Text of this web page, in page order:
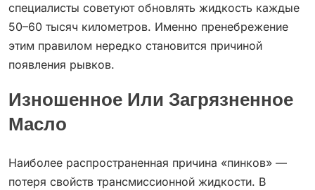
специалисты советуют обновлять жидкость каждые
50–60 тысяч километров. Именно пренебрежение
этим правилом нередко становится причиной
появления рывков.
Изношенное Или Загрязненное
Масло
Наиболее распространенная причина «пинков» —
потеря свойств трансмиссионной жидкости. В